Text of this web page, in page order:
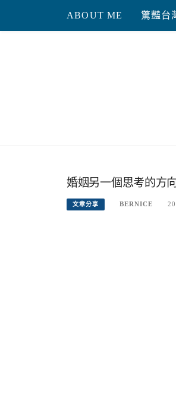
content
ABOUT ME 驚豔台
婚姻另一個思考的方
文章分享 BERNICE